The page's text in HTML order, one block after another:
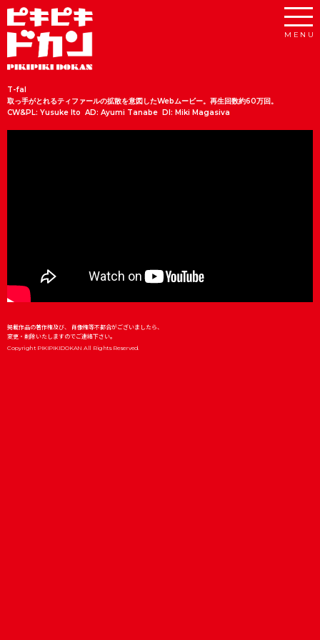
T-fal
取っ手がとれるティファールの拡散を意図したWebムービー。再生回数約60万回。
CW&PL: Yusuke Ito AD: Ayumi Tanabe DI: Miki Magasiva
Copyright PIKIPIKIDOKAN All Rights Reserved.
掲載作品の著作権及び、 肖像権等不都合がございましたら、
変更・削除いたしますのでご連絡下さい。